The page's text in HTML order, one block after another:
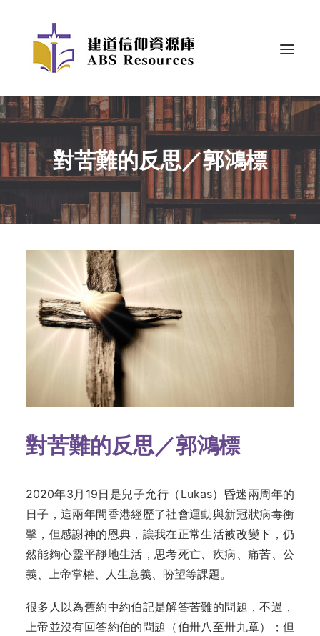
對苦難的反思／郭鴻標
對苦難的反思／郭鴻標
2020年3月19日是兒子允行（Lukas）昏迷兩周年的
日子，這兩年間香港經歷了社會運動與新冠狀病毒衝
擊，但感謝神的恩典，讓我在正常生活被改變下，仍
然能夠心靈平靜地生活，思考死亡、疾病、痛苦、公
義、上帝掌權、人生意義、盼望等課題。
很多人以為舊約中約伯記是解答苦難的問題，不過，
上帝並沒有回答約伯的問題（伯卅八至卅九章）；但